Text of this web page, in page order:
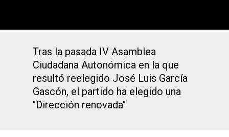
Tras la pasada IV Asamblea
Ciudadana Autonómica en la que
resultó reelegido José Luis García
Gascón, el partido ha elegido una
"Dirección renovada"